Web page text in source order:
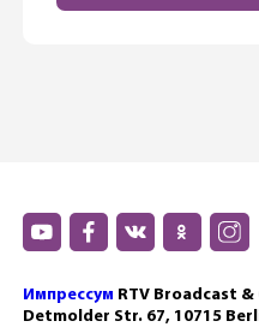
Импрессум RTV Broadcast
Detmolder Str. 67, 10715